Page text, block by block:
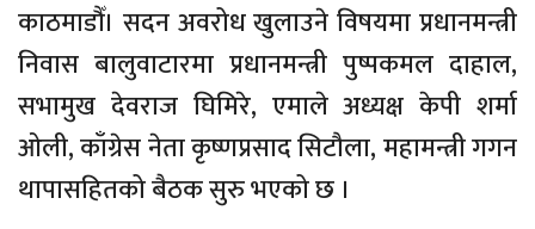
काठमाडौँ। सदन अवरोध खुलाउने विषयमा प्रधानमन्त्री
निवास बालुवाटारमा प्रधानमन्त्री पुष्पकमल दाहाल,
सभामुख देवराज घिमिरे, एमाले अध्यक्ष केपी शर्मा
ओली, काँग्रेस नेता कृष्णप्रसाद सिटौला, महामन्त्री गगन
थापासहितको बैठक सुरु भएको छ ।